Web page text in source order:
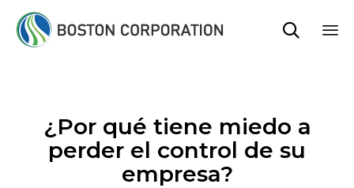

¿Por qué tiene miedo a
perder el control de su
empresa?